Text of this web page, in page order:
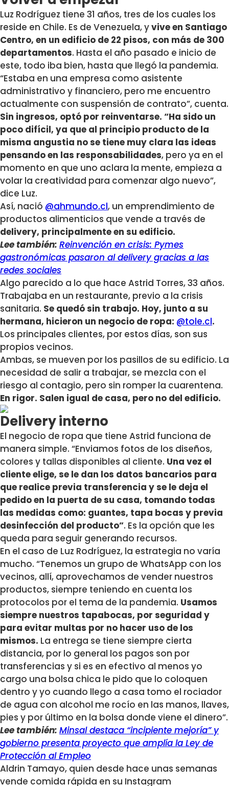
Luz Rodríguez tiene 31 años, tres de los cuales los
reside en Chile. Es de Venezuela, yvive en Santiago
Centro, en un edificio de 22 pisos, con más de 300
departamentos. Hasta el año pasado e inicio de
este, todo iba bien, hasta que llegó la pandemia.
“Estaba en una empresa como asistente
administrativo y financiero, pero me encuentro
actualmente con suspensión de contrato”, cuenta.
Sin ingresos, optó por reinventarse. “Ha sido un
poco difícil, ya que al principio producto de la
misma angustia no se tiene muy clara las ideas
pensando en las responsabilidades, pero ya en el
momento en que uno aclara la mente, empieza a
volar la creatividad para comenzar algo nuevo”,
dice Luz.
Así, nació @ahmundo.cl, un emprendimiento de
productos alimenticios que vende a través de
delivery, principalmente en su edificio.
Lee también: Reinvención en crisis: Pymes
gastronómicas pasaron al delivery gracias a las
redes sociales
Algo parecido a lo que hace Astrid Torres, 33 años.
Trabajaba en un restaurante, previo a la crisis
sanitaria. Se quedó sin trabajo. Hoy, junto a su
hermana, hicieron un negocio de ropa: @tole.cl.
Los principales clientes, por estos días, son sus
propios vecinos.
Ambas, se mueven por los pasillos de su edificio. La
necesidad de salir a trabajar, se mezcla con el
riesgo al contagio, pero sin romper la cuarentena.
En rigor. Salen igual de casa, pero no del edificio.
Delivery interno
El negocio de ropa que tiene Astrid funciona de
manera simple. “Enviamos fotos de los diseños,
colores y tallas disponibles al cliente. Una vez el
cliente elige, se le dan los datos bancarios para
que realice previa transferencia y se le deja el
pedido en la puerta de su casa, tomando todas
las medidas como: guantes, tapa bocas y previa
desinfección del producto”. Es la opción que les
queda para seguir generando recursos.
En el caso de Luz Rodríguez, la estrategia no varía
mucho. “Tenemos un grupo de WhatsApp con los
vecinos, allí, aprovechamos de vender nuestros
productos, siempre teniendo en cuenta los
protocolos por el tema de la pandemia. Usamos
siempre nuestros tapabocas, por seguridad y
para evitar multas por no hacer uso de los
mismos. La entrega se tiene siempre cierta
distancia, por lo general los pagos son por
transferencias y si es en efectivo al menos yo
cargo una bolsa chica le pido que lo coloquen
dentro y yo cuando llego a casa tomo el rociador
de agua con alcohol me rocío en las manos, llaves,
pies y por último en la bolsa donde viene el dinero”.
Lee también: Minsal destaca “incipiente mejoría” y
gobierno presenta proyecto que amplía la Ley de
Protección al Empleo
Aldrin Tamayo, quien desde hace unas semanas
vende comida rápida en su Instagram